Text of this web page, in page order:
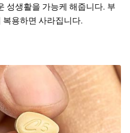
성생활을 가능케 해줍니다. 부
복용하면 사라집니다.